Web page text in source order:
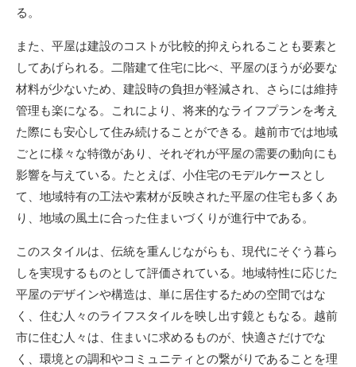
る。
また、平屋は建設のコストが比較的抑えられることも要素と
してあげられる。二階建て住宅に比べ、平屋のほうが必要な
材料が少ないため、建設時の負担が軽減され、さらには維持
管理も楽になる。これにより、将来的なライフプランを考え
た際にも安心して住み続けることができる。越前市では地域
ごとに様々な特徴があり、それぞれが平屋の需要の動向にも
影響を与えている。たとえば、小住宅のモデルケースとし
て、地域特有の工法や素材が反映された平屋の住宅も多くあ
り、地域の風土に合った住まいづくりが進行中である。
このスタイルは、伝統を重んじながらも、現代にそぐう暮ら
しを実現するものとして評価されている。地域特性に応じた
平屋のデザインや構造は、単に居住するための空間ではな
く、住む人々のライフスタイルを映し出す鏡ともなる。越前
市に住む人々は、住まいに求めるものが、快適さだけでな
く、環境との調和やコミュニティとの繋がりであることを理